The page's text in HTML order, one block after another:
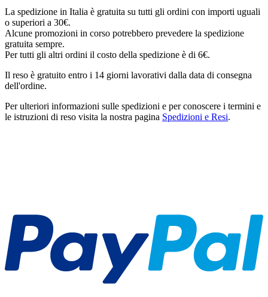
La spedizione in Italia è gratuita su tutti gli ordini con importi uguali
o superiori a 30€.
Alcune promozioni in corso potrebbero prevedere la spedizione
gratuita sempre.
Per tutti gli altri ordini il costo della spedizione è di 6€.
Il reso è gratuito entro i 14 giorni lavorativi dalla data di consegna
dell'ordine.
Per ulteriori informazioni sulle spedizioni e per conoscere i termini e
le istruzioni di reso visita la nostra pagina Spedizioni e Resi.